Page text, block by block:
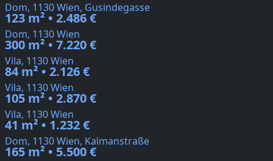
Dom, 1130 Wien, Gusindegasse
123 m² • 2.486 €
Dom, 1130 Wien
300 m² • 7.220 €
Vila, 1130 Wien
84 m² • 2.126 €
Vila, 1130 Wien
105 m² • 2.870 €
Vila, 1130 Wien
41 m² • 1.232 €
Dom, 1130 Wien, Kalmanstraße
165 m² • 5.500 €